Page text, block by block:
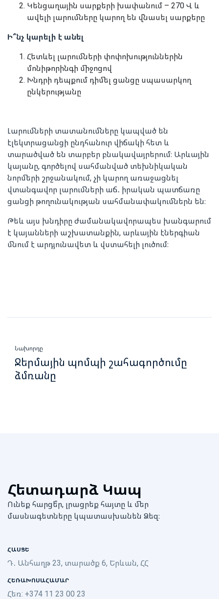
Կենցաղային սարքերի խափանում – 270 Վ և
ավելի լարումները կարող են վնասել սարքերը
Ի՞նչ կարելի է անել
Հետևել լարումների փոփոխություններին
մոնիթորինգի միջոցով
Խնդրի դեպքում դիմել ցանցը սպասարկող
ընկերությանը
Լարումների տատանումները կապված են
էլեկտրացանցի ընդհանուր վիճակի հետ և
տարածված են տարբեր բնակավայրերում։ Արևային
կայանը, գործելով սահմանված տեխնիկական
նորմերի շրջանակում, չի կարող առաջացնել
վտանգավոր լարումների աճ․ իրական պատճառը
ցանցի թողունակության սահմանափակումներն են։
Թեև այս խնդիրը ժամանակավորապես խանգարում
է կայանների աշխատանքին, արևային էներգիան
մնում է արդյունավետ և վստահելի լուծում։
Նախորդը
Ջերմային պոմպի շահագործումը
ձմռանը
Հետադարձ Կապ
Ունեք հարցե՞ր, լրացրեք հայտը և մեր
մասնագետները կպատասխանեն Ձեզ։
ՀԱՍՑԵ
Դ․ Անհաղթ 23, տարածք 6, Երևան, ՀՀ
ՀԵՌԱԽՈՍԱՀԱՄԱՐ
Հեռ: +374 11 23 00 23